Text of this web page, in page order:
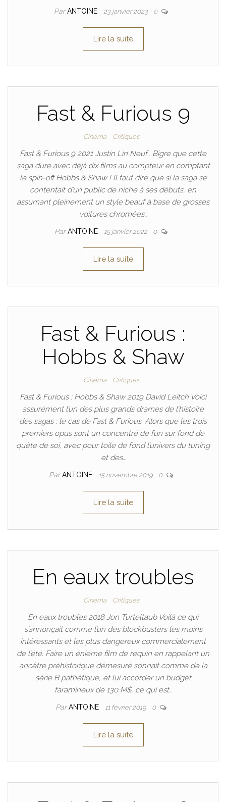
ParANTOINE 23 janvier 2023 0
Lire la suite
Fast & Furious 9
Cinéma Critiques
Fast & Furious 9 2021 Justin Lin Neuf… Bigre que cette
saga dure avec déjà dix films au compteur en comptant
le spin-off Hobbs & Shaw ! Il faut dire que si la saga se
contentait d’un public de niche à ses débuts, en
assumant pleinement un style beauf à base de grosses
voitures chromées…
ParANTOINE 15 janvier 2022 0
Lire la suite
Fast & Furious :
Hobbs & Shaw
Cinéma Critiques
Fast & Furious : Hobbs & Shaw 2019 David Leitch Voici
assurément l’un des plus grands drames de l’histoire
des sagas : le cas de Fast & Furious. Alors que les trois
premiers opus sont un concentré de fun sur fond de
quête de soi, avec pour toile de fond l’univers du tuning
et des…
ParANTOINE 15 novembre 2019 0
Lire la suite
En eaux troubles
Cinéma Critiques
En eaux troubles 2018 Jon Turteltaub Voilà ce qui
s’annonçait comme l’un des blockbusters les moins
intéressants et les plus dangereux commercialement
de l’été. Faire un énième film de requin en rappelant un
ancêtre préhistorique démesuré sonnait comme de la
série B pathétique, et lui accorder un budget
faramineux de 130 M$, ce qui est…
ParANTOINE 11 février 2019 0
Lire la suite